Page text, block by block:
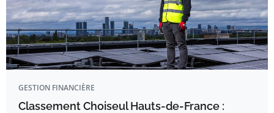
GESTION FINANCIÈRE
Classement Choiseul Hauts-de-France :